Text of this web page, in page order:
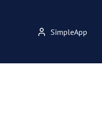
SimpleApp